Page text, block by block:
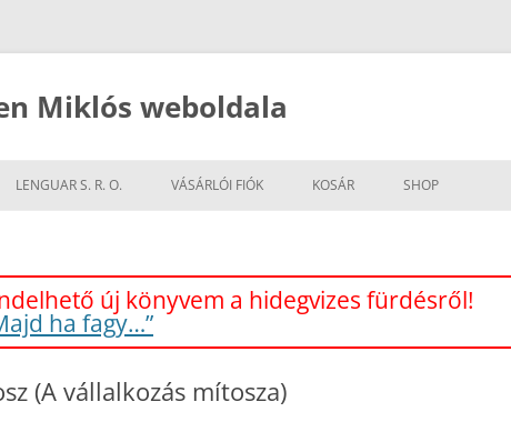
Miklós weboldala
LENGUAR S. R. O. VÁSÁRLÓI FIÓK KOSÁR SHOP
új könyvem a hidegvizes fürdésről!
ha fagy…”
(A vállalkozás mítosza)